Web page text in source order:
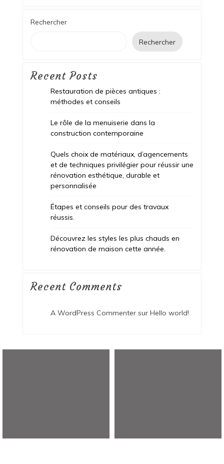
Rechercher
Rechercher
Recent Posts
Restauration de pièces antiques :
méthodes et conseils
Le rôle de la menuiserie dans la
construction contemporaine
Quels choix de matériaux, d’agencements
et de techniques privilégier pour réussir une
rénovation esthétique, durable et
personnalisée
Étapes et conseils pour des travaux
réussis.
Découvrez les styles les plus chauds en
rénovation de maison cette année.
Recent Comments
A WordPress Commentersur Hello world!